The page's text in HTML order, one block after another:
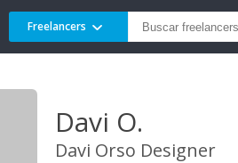
Freelancers
Davi O.
Davi Orso Designer